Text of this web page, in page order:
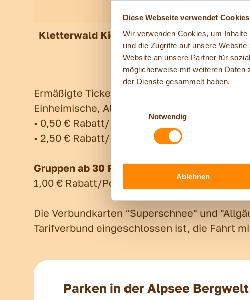
Diese Webseite verwendet Cookies
Wir verwenden Cookies, um
und die Zugriffe auf unsere
Website an unsere Partner für
möglicherweise mit weiteren Daten
der Dienste gesammelt haben.
Einwilligungsauswahl
Notwendig
Ablehnen
Kletterwald Kiddy-Parcours
Ermäßigte Tickets (nur an der Kasse der
Einheimische, Allgäu-Walser-Card-Inhaber
• 0,50 € Rabatt/Person auf Sesselbahn-,
• 2,50 € Rabatt/Person auf Kletterwald-
Gruppen ab 30 Personen
1,00 € Rabatt/Person auf Berg- & Talfahrt
Die Verbundkarten "Superschnee" und
Tarifverbund eingeschlossen ist, die Fahrt
Parken in der Alpsee Bergwelt